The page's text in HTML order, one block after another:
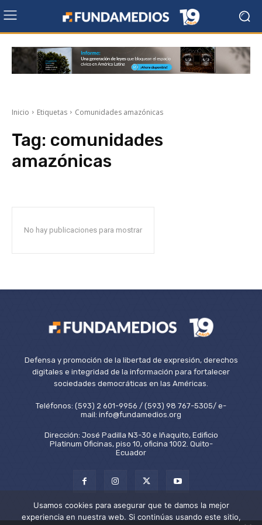
Inicio Etiquetas Comunidades amazónicas
Tag: comunidades
amazónicas
No hay publicaciones para mostrar
Defensa y promoción de la libertad de expresión, derechos
digitales e integridad de la información para fortalecer
sociedades democráticas en las Américas.
Teléfonos: (593) 2 601-9956 / (593) 98 767-5305/ e-
mail: info@fundamedios.org
Dirección: José Padilla N3-30 e Iñaquito, Edificio
Platinum Oficinas, piso 10, oficina 1002. Quito-
Ecuador
Usamos cookies para asegurar que te damos la mejor
experiencia en nuestra web. Si continúas usando este sitio,